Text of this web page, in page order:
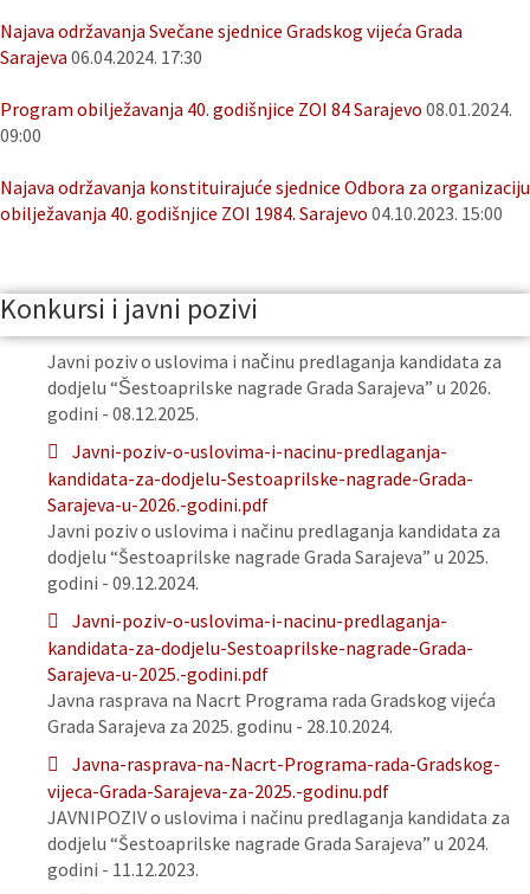
Najava održavanja Svečane sjednice Gradskog vijeća Grada
Sarajeva 06.04.2024. 17:30
Program obilježavanja 40. godišnjice ZOI 84 Sarajevo 08.01.2024.
09:00
Najava održavanja konstituirajuće sjednice Odbora za organizaciju
obilježavanja 40. godišnjice ZOI 1984. Sarajevo 04.10.2023. 15:00
Konkursi i javni pozivi
Javni poziv o uslovima i načinu predlaganja kandidata za
dodjelu “Šestoaprilske nagrade Grada Sarajeva” u 2026.
godini - 08.12.2025.
Javni-poziv-o-uslovima-i-nacinu-predlaganja-
kandidata-za-dodjelu-Sestoaprilske-nagrade-Grada-
Sarajeva-u-2026.-godini.pdf
Javni poziv o uslovima i načinu predlaganja kandidata za
dodjelu “Šestoaprilske nagrade Grada Sarajeva” u 2025.
godini - 09.12.2024.
Javni-poziv-o-uslovima-i-nacinu-predlaganja-
kandidata-za-dodjelu-Sestoaprilske-nagrade-Grada-
Sarajeva-u-2025.-godini.pdf
Javna rasprava na Nacrt Programa rada Gradskog vijeća
Grada Sarajeva za 2025. godinu - 28.10.2024.
Javna-rasprava-na-Nacrt-Programa-rada-Gradskog-
vijeca-Grada-Sarajeva-za-2025.-godinu.pdf
JAVNIPOZIV o uslovima i načinu predlaganja kandidata za
dodjelu “Šestoaprilske nagrade Grada Sarajeva” u 2024.
godini - 11.12.2023.